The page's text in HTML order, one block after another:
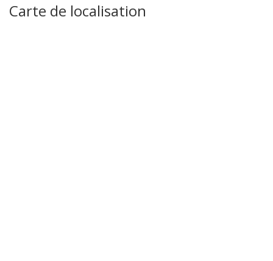
Carte de localisation